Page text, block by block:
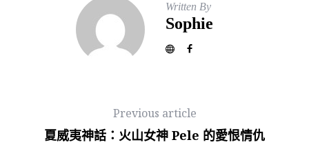
Written By
Sophie
Previous article
夏威夷神話：火山女神 Pele 的愛恨情仇